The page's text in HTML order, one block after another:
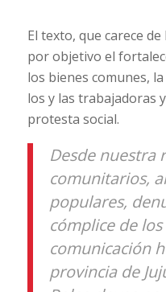
El texto, que carece
por objetivo el
los bienes comunes,
los y las trabajadoras
protesta social.
Desde nuestra
comunitarios,
populares,
cómplice de
comunicación
provincia de